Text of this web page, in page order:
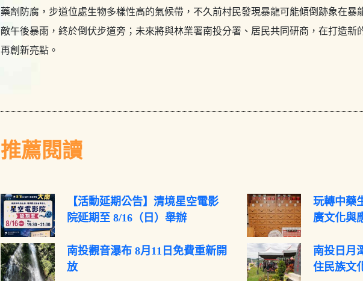
藥劑防腐，步道位處生物多樣性高的氣候帶，不久前村民發現暴龍可能傾倒跡象在暴
敵午後暴雨，終於倒伏步道旁；未來將與林業署南投分署、居民共同研商，在打造新
再創新亮點。
推薦閱讀
【活動延期公告】清境星空電影
院延期至 8/16（日）舉辦
玩轉中藥
廣文化與
南投觀音瀑布 8月11日免費重新開
放
南投日月
住民族文